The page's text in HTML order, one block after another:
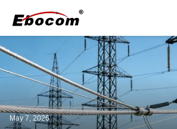
May 7, 2026